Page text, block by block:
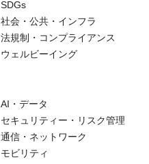
SDGs
社会・公共・インフラ
法規制・コンプライアンス
ウェルビーイング
AI・データ
セキュリティー・リスク管理
通信・ネットワーク
モビリティ